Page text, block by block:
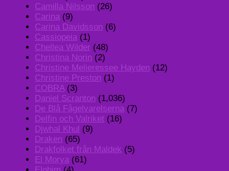
Camilla Nilsson (26)
Carina (9)
Carina Davidsson (6)
Cassiopeia (1)
Chellea Wilder (48)
Christina Norin (2)
Christine Melieressee Hayden (12)
Christine Preston (1)
COBRA(3)
Daniel Scranton (1,036)
De Blå Fågelvarelserna (7)
Delfin och Valriket (16)
Djwhal Khul (9)
Draken (65)
Drakfolket från Maldek (5)
El Morya (61)